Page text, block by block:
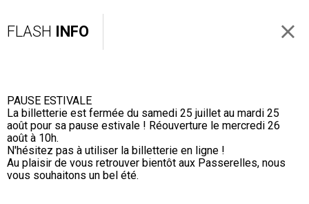
FLASH INFO
PAUSE ESTIVALE
La billetterie est fermée du samedi 25 juillet au mardi 25
août pour sa pause estivale ! Réouverture le mercredi 26
août à 10h.
N'hésitez pas à utiliser la billetterie en ligne !
Au plaisir de vous retrouver bientôt aux Passerelles, nous
vous souhaitons un bel été.